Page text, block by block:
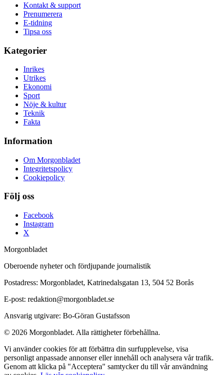
Kontakt & support
Prenumerera
E-tidning
Tipsa oss
Kategorier
Inrikes
Utrikes
Ekonomi
Sport
Nöje & kultur
Teknik
Fakta
Information
Om Morgonbladet
Integritetspolicy
Cookiepolicy
Följ oss
Facebook
Instagram
X
Morgonbladet
Oberoende nyheter och fördjupande journalistik
Postadress: Morgonbladet, Katrinedalsgatan 13, 504 52 Borås
E-post: redaktion@morgonbladet.se
Ansvarig utgivare: Bo-Göran Gustafsson
© 2026 Morgonbladet. Alla rättigheter förbehållna.
Vi använder cookies för att förbättra din surfupplevelse, visa
personligt anpassade annonser eller innehåll och analysera vår trafik.
Genom att klicka på "Acceptera" samtycker du till vår användning